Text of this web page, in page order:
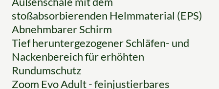
stoßabsorbierenden Helmmaterial (EPS)
Abnehmbarer Schirm
Tief heruntergezogener Schläfen- und
Nackenbereich für erhöhten
Rundumschutz
Zoom Evo Adult - feinjustierbares